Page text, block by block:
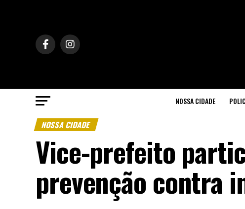
NOSSA CIDADE
NOSSA CIDADE
Vice-prefeito
prevenção contra